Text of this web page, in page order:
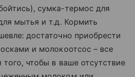
сумка-термос для
мытья и т.д. Кормить
достаточно приобрести
и молокоотсос – все
того, чтобы в ваше отсутствие